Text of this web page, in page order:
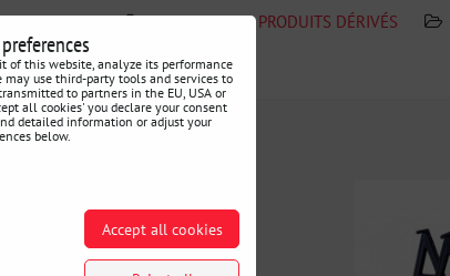
Accessoires Accessoires et PRODUITS DÉRIVÉS
of this website, analyze its performance
may use third-party tools and services to
to partners in the EU, USA or
all cookies' you declare your consent
detailed information or adjust your
below.
Accept all cookies